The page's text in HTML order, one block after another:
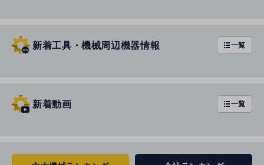
新着工具・機械周辺機器情報 一覧
新着動画 一覧